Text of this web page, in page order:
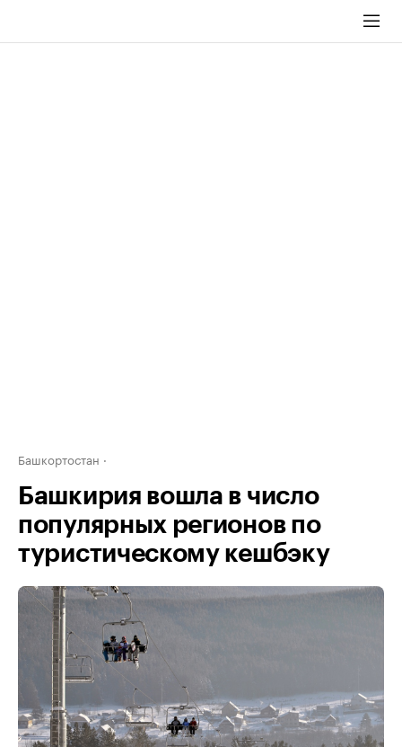
Башкортостан
Башкирия вошла в число
популярных регионов по
туристическому кешбэку